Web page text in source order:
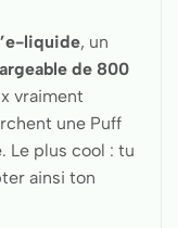
liquide, un
de 800
vraiment
une Puff
Le plus cool : tu
ainsi ton